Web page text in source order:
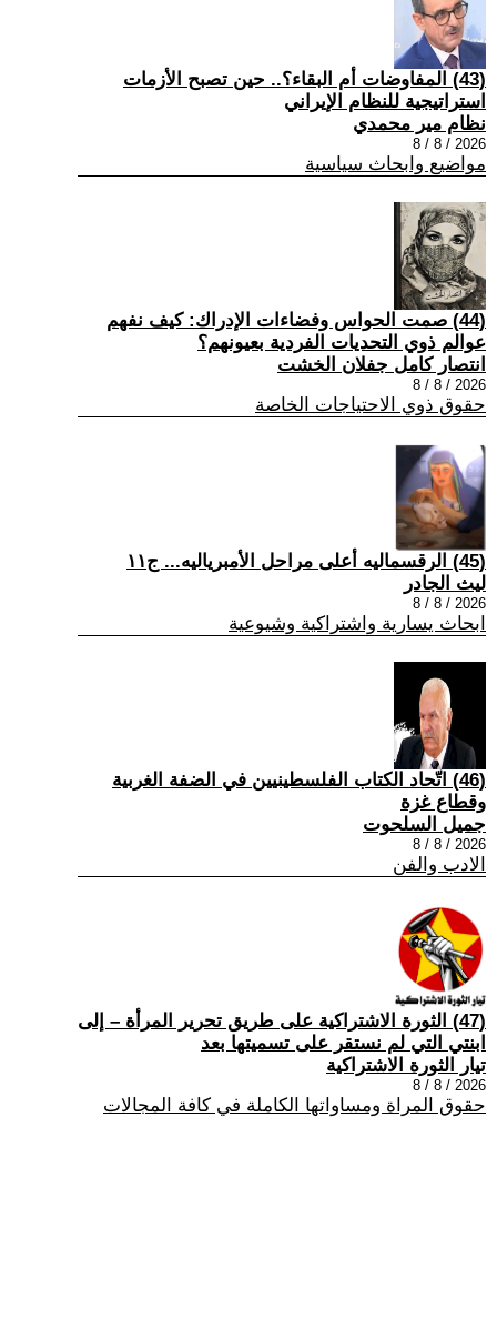
(43) المفاوضات أم البقاء؟.. حين تصبح الأزمات
استراتيجية للنظام الإيراني
نظام مير محمدي
2026 / 8 / 8
مواضيع وابحاث سياسية
(44) صمت الحواس وفضاءات الإدراك: كيف نفهم
عوالم ذوي التحديات الفردية بعيونهم؟
انتصار كامل جفلان الخشت
2026 / 8 / 8
حقوق ذوي الاحتياجات الخاصة
(45) الرقسماليه أعلى مراحل الأمبرياليه... ج١١
ليث الجادر
2026 / 8 / 8
ابحاث يسارية واشتراكية وشيوعية
(46) اتّحاد الكتاب الفلسطينيين في الضفة الغربية
وقطاع غزة
جميل السلحوت
2026 / 8 / 8
الادب والفن
(47) الثورة الاشتراكية على طريق تحرير المرأة – إلى
ابنتي التي لم نستقر على تسميتها بعد
تيار الثورة الاشتراكية
2026 / 8 / 8
حقوق المراة ومساواتها الكاملة في كافة المجالات